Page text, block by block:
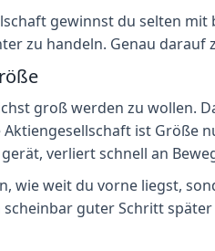
gewinnst du selten
zu handeln. Genau darauf
groß werden zu wollen.
ist
verliert schnell an
wie weit du vorne liegst,
guter Schritt